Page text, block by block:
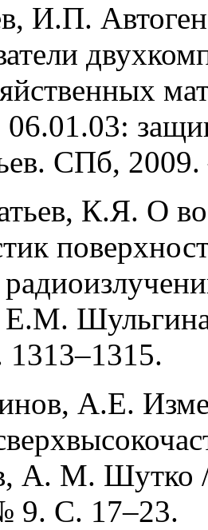
И.П.
06.01.03:
СПб, 2009.
К.Я. О
Е.М.
А.Е.
A. М. Шутко
9. С. 17–23.